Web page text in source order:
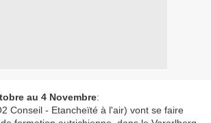
au 4 Novembre:
Conseil - Etancheïté à l'air) vont se faire